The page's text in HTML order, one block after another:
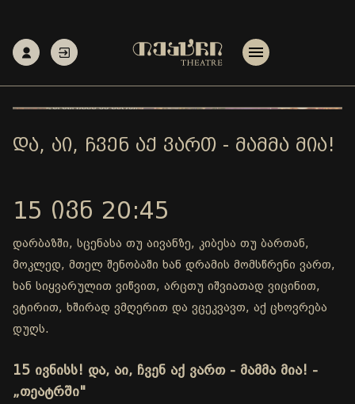
ᲓᲐ, ᲐᲘ, ᲩᲕᲔᲜ ᲐᲥ ᲕᲐᲠᲗ - ᲛᲐᲛᲛᲐ ᲛᲘᲐ!
15 ᲘᲕᲜ 20:45
დარბაზში, სცენასა თუ აივანზე, კიბესა თუ ბართან,
მოკლედ, მთელ შენობაში ხან დრამის მომსწრენი ვართ,
ხან სიყვარულით ვიწვით, არცთუ იშვიათად ვიცინით,
ვტირით, ხშირად ვმღერით და ვცეკვავთ, აქ ცხოვრება
დუღს.
15 ივნისს! და, აი, ჩვენ აქ ვართ - მამმა მია! -
„თეატრში"